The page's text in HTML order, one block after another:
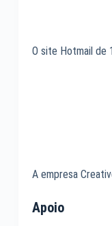
O site Hotmail de
A empresa
Apoio